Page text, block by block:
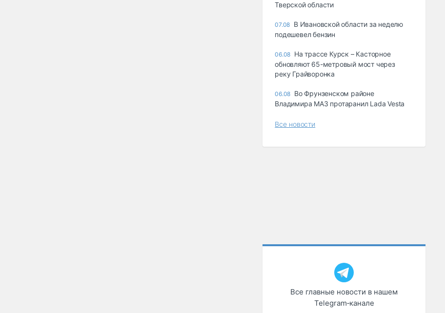
Тверской области
07.08 В Ивановской области за неделю
подешевел бензин
06.08 На трассе Курск – Касторное
обновляют 65-метровый мост через
реку Грайворонка
06.08 Во Фрунзенском районе
Владимира МАЗ протаранил Lada Vesta
Все новости
Все главные новости в нашем
Telegram‑канале